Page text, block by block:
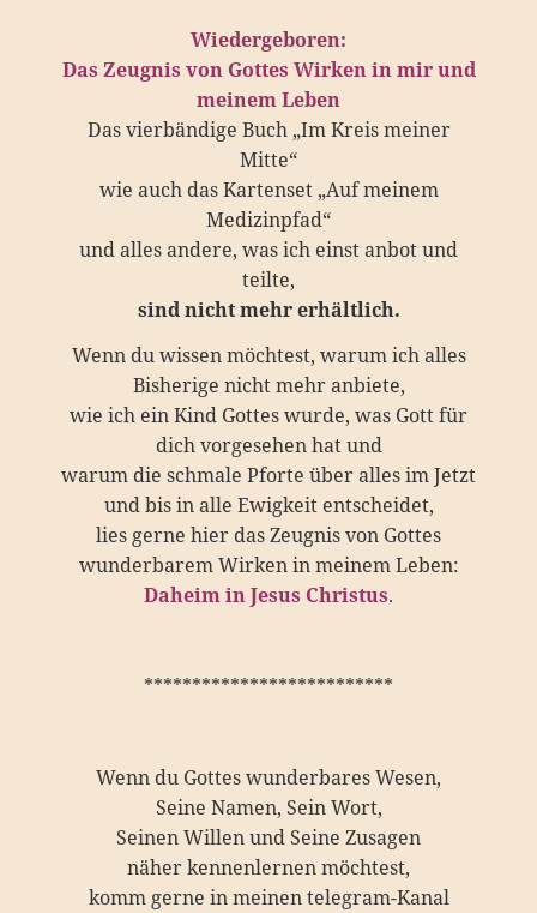
Wiedergeboren:
Das Zeugnis von Gottes Wirken in mir und
meinem Leben
Das vierbändige Buch „Im Kreis meiner
Mitte“
wie auch das Kartenset „Auf meinem
Medizinpfad“
und alles andere, was ich einst anbot und
teilte,
sind nicht mehr erhältlich.
Wenn du wissen möchtest, warum ich alles
Bisherige nicht mehr anbiete,
wie ich ein Kind Gottes wurde, was Gott für
dich vorgesehen hat und
warum die schmale Pforte über alles im Jetzt
und bis in alle Ewigkeit entscheidet,
lies gerne hier das Zeugnis von Gottes
wunderbarem Wirken in meinem Leben:
Daheim in Jesus Christus.
**************************
Wenn du Gottes wunderbares Wesen,
Seine Namen, Sein Wort,
Seinen Willen und Seine Zusagen
näher kennenlernen möchtest,
komm gerne in meinen telegram-Kanal